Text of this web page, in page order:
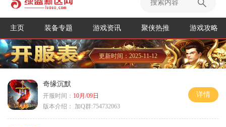
主页 装备专题 游戏资讯 聚侠热推 游戏攻略
更新时间：2025-11-12
奇缘沉默
开服时间： 10月/09日
版本介绍：
加Q群:754732063
详情